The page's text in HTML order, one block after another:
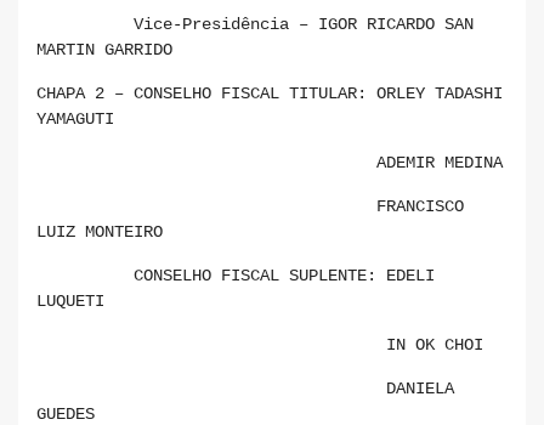
Vice-Presidência – IGOR RICARDO SAN
MARTIN GARRIDO
CHAPA 2 – CONSELHO FISCAL TITULAR: ORLEY TADASHI
YAMAGUTI
ADEMIR MEDINA
FRANCISCO
LUIZ MONTEIRO
CONSELHO FISCAL SUPLENTE: EDELI
LUQUETI
IN OK CHOI
DANIELA
GUEDES